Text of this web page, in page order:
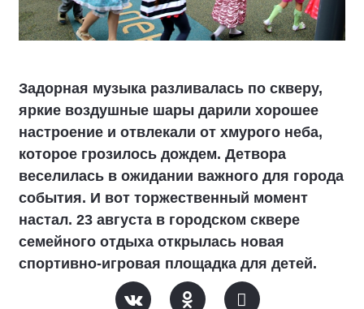
Задорная музыка разливалась по скверу,
яркие воздушные шары дарили хорошее
настроение и отвлекали от хмурого неба,
которое грозилось дождем. Детвора
веселилась в ожидании важного для города
события. И вот торжественный момент
настал. 23 августа в городском сквере
семейного отдыха открылась новая
спортивно-игровая площадка для детей.